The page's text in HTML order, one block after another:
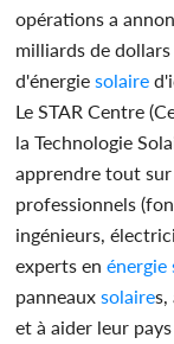
opérations a
milliards de
d'énergie solaire
Le STAR Centre
la Technologie
apprendre tout
professionnels
ingénieurs,
experts en énergie
panneaux solaires,
et à aider leur